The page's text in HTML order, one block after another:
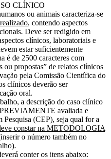
CLÍNICO
ou animais caracteriza-se
, contendo aspectos
Deve ser redigido em
clínicos, laboratoriais e
estar suficientemente
é de 2500 caracteres com
ou propostas” de relatos clínicos
pela Comissão Científica do
clínicos deverão ser
oral.
a descrição do caso clínico
PREVIAMENTE avaliada e
(CEP), seja qual for a
constar na METODOLOGIA
o número também no
conter os itens abaixo: